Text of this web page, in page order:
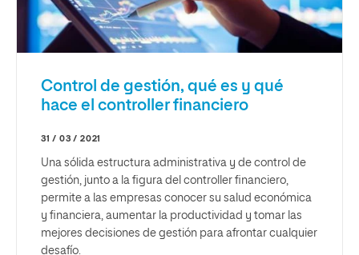
Control de gestión, qué es y qué
hace el controller financiero
31 / 03 / 2021
Una sólida estructura administrativa y de control de
gestión, junto a la figura del controller financiero,
permite a las empresas conocer su salud económica
y financiera, aumentar la productividad y tomar las
mejores decisiones de gestión para afrontar cualquier
desafío.